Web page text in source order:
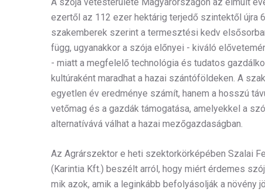
ezertől az 112 ezer hektárig terjedő szintektől újra
szakemberek szerint a termesztési kedv
függ, ugyanakkor a szója előnyei - kiváló
- miatt a megfelelő technológia és tudatos
kultúraként maradhat a hazai szántóföldeken. A
egyetlen év eredménye számít, hanem a hosszú
vetőmag és a gazdák támogatása, amelyekkel a
alternatívává válhat a hazai mezőgazdaságban.
Az Agrárszektor e heti szektorkörképében Szalai
(Karintia Kft.) beszélt arról, hogy miért érdemes
mik azok, amik a leginkább befolyásolják a